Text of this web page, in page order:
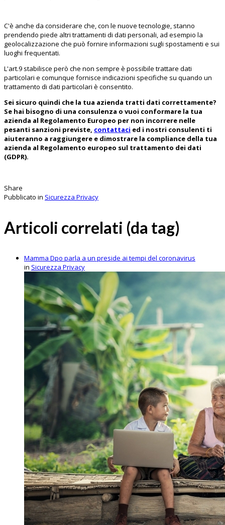
C'è anche da considerare che, con le nuove tecnologie, stanno
prendendo piede altri trattamenti di dati personali, ad esempio la
geolocalizzazione che può fornire informazioni sugli spostamenti e sui
luoghi frequentati.
L'art.9 stabilisce però che non sempre è possibile trattare dati
particolari e comunque fornisce indicazioni specifiche su quando un
trattamento di dati particolari è consentito.
Sei sicuro quindi che la tua azienda tratti dati correttamente?
Se hai bisogno di una consulenza o vuoi conformare la tua
azienda al Regolamento Europeo per non incorrere nelle
pesanti sanzioni previste, contattaci ed i nostri consulenti ti
aiuteranno a raggiungere e dimostrare la compliance della tua
azienda al Regolamento europeo sul trattamento dei dati
(GDPR).
Share
Pubblicato in Sicurezza Privacy
Articoli correlati (da tag)
Mamma Dpo parla a un preside ai tempi del coronavirus
in Sicurezza Privacy